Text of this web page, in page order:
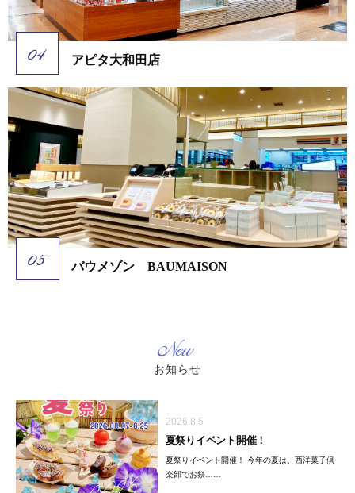
アピタ大和田店
バウメゾン BAUMAISON
New
お知らせ
2026.8.5
夏祭りイベント開催！
夏祭りイベント開催！ 今年の夏は、西洋菓子倶
楽部でお祭……